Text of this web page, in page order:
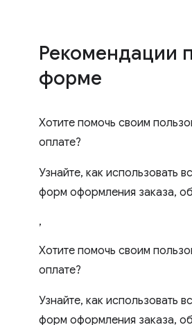
Рекомендации
форме
Хотите помочь своим
оплате?
Узнайте, как использовать
форм оформления заказа,
,
Хотите помочь своим
оплате?
Узнайте, как использовать
форм оформления заказа,